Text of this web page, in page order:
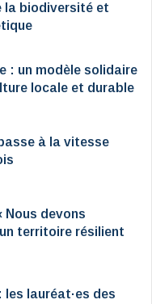
la biodiversité et
: un modèle solidaire
locale et durable
à la vitesse
Nous devons
territoire résilient
les lauréat·es des